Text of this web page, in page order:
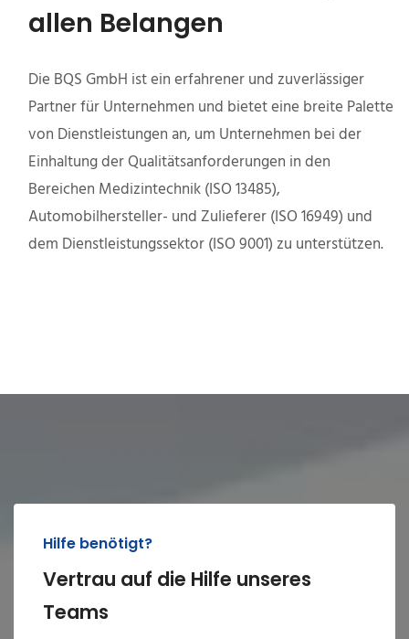
allen Belangen
Die BQS GmbH ist ein erfahrener und zuverlässiger
Partner für Unternehmen und bietet eine breite Palette
von Dienstleistungen an, um Unternehmen bei der
Einhaltung der Qualitätsanforderungen in den
Bereichen Medizintechnik (ISO 13485),
Automobilhersteller- und Zulieferer (ISO 16949) und
dem Dienstleistungssektor (ISO 9001) zu unterstützen.
Hilfe benötigt?
Vertrau auf die Hilfe unseres
Teams